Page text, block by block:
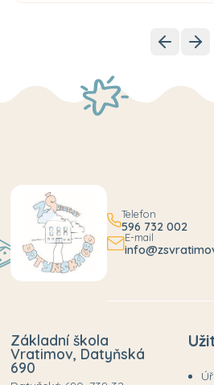
Telefon
596 732 002
E-mail
Základní škola
Vratimov, Datyňská
690